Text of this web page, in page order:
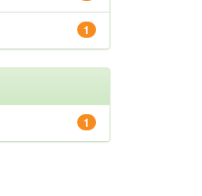
1
1